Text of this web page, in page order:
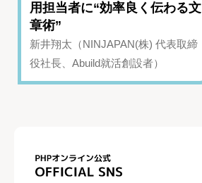
用担当者に“効率良く伝わる文
章術”
新井翔太（NINJAPAN(株) 代表取締
役社長、Abuild就活創設者）